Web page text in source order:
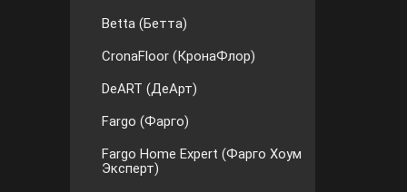
Betta (Бетта)
CronaFloor (КронаФлор)
DeART (ДеАрт)
Fargo (Фарго)
Fargo Home Expert (Фарго Хоум
Эксперт)